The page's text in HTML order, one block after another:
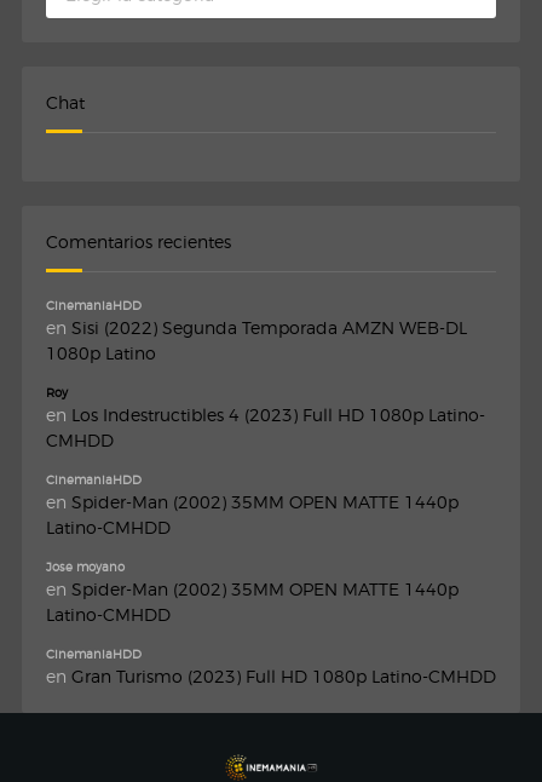
Chat
Comentarios recientes
CinemaniaHDD
en Sisi (2022) Segunda Temporada AMZN WEB-DL
1080p Latino
Roy
en Los Indestructibles 4 (2023) Full HD 1080p Latino-
CMHDD
CinemaniaHDD
en Spider-Man (2002) 35MM OPEN MATTE 1440p
Latino-CMHDD
Jose moyano
en Spider-Man (2002) 35MM OPEN MATTE 1440p
Latino-CMHDD
CinemaniaHDD
en Gran Turismo (2023) Full HD 1080p Latino-CMHDD